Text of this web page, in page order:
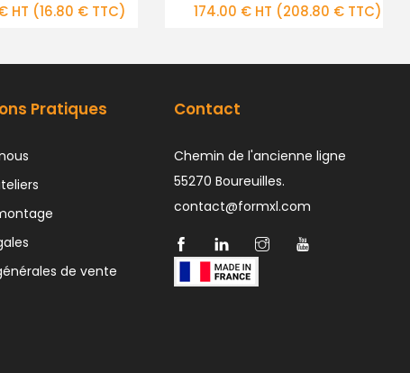
€ HT (208.80 € TTC) 12.00 € HT(14.40 € TTC)
Pratiques
de vente
Contact
Chemin de l'ancienne ligne
55270 Boureuilles.
contact@formxl.com